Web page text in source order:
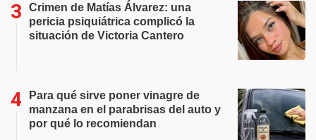
Crimen de Matías Álvarez: una
pericia psiquiátrica complicó la
situación de Victoria Cantero
Para qué sirve poner vinagre de
manzana en el parabrisas del auto y
por qué lo recomiendan